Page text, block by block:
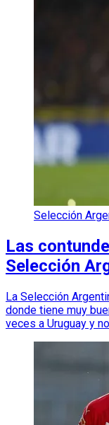
Selección
Las
Selección
La Selección
donde tiene muy
veces a Uruguay y